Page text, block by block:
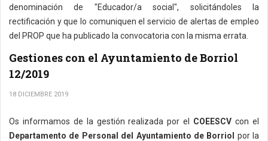
denominación de "Educador/a social", solicitándoles la
rectificación y que lo comuniquen el servicio de alertas de empleo
del PROP que ha publicado la convocatoria con la misma errata.
Gestiones con el Ayuntamiento de Borriol
12/2019
18 DICIEMBRE 2019
Os informamos de la gestión realizada por el COEESCV con el
Departamento de Personal del Ayuntamiento de Borriol por la